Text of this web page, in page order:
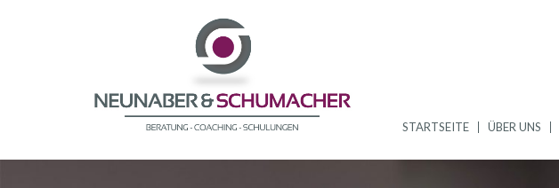
STARTSEITE ÜBER UNS